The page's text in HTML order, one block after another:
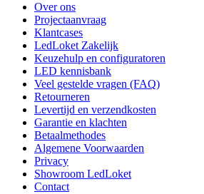
Over ons
Projectaanvraag
Klantcases
LedLoket Zakelijk
Keuzehulp en configuratoren
LED kennisbank
Veel gestelde vragen (FAQ)
Retourneren
Levertijd en verzendkosten
Garantie en klachten
Betaalmethodes
Algemene Voorwaarden
Privacy
Showroom LedLoket
Contact